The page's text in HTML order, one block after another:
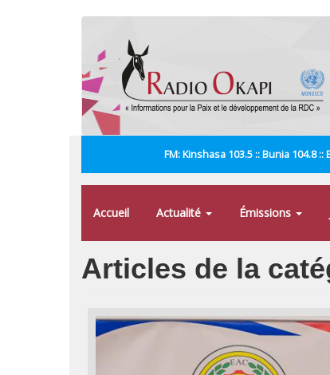
FM: Kinshasa 103.5 :: Bunia 104.8
Accueil Actualité Émissions
Articles de la